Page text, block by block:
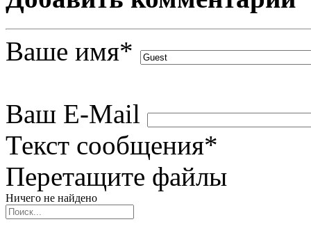
Ваше имя*
Ваш E-Mail
Текст сообщения*
Перетащите файлы
Ничего не найдено